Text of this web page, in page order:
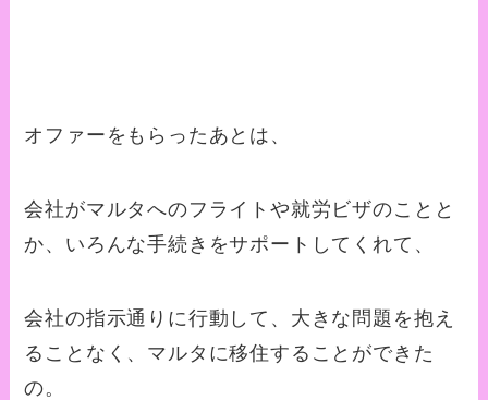
オファーをもらったあとは、
会社がマルタへのフライトや就労ビザのことと
か、いろんな手続きをサポートしてくれて、
会社の指示通りに行動して、大きな問題を抱え
ることなく、マルタに移住することができた
の。